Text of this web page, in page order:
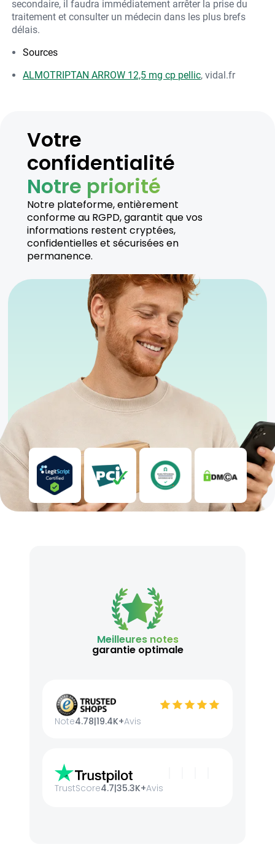
secondaire, il faudra immédiatement arrêter la prise du
traitement et consulter un médecin dans les plus brefs
délais.
Sources
ALMOTRIPTAN ARROW 12,5 mg cp pellic, vidal.fr
Votre
confidentialité
Notre priorité
Notre plateforme, entièrement
conforme au RGPD, garantit que vos
informations restent cryptées,
confidentielles et sécurisées en
permanence.
Meilleures notes
garantie optimale
Note4.78|19.4K+Avis
TrustScore4.7|35.3K+Avis